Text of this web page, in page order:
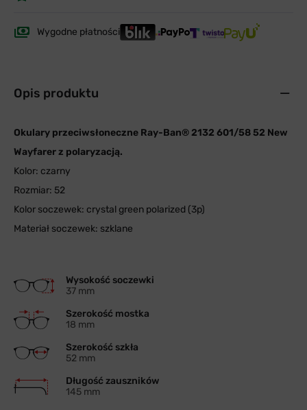
Wygodne płatności
Opis produktu
Okulary przeciwsłoneczne Ray-Ban® 2132 601/58 52 New
Wayfarer z polaryzacją.
Kolor: czarny
Rozmiar: 52
Kolor soczewek: crystal green polarized (3p)
Materiał soczewek: szklane
Wysokość soczewki
37 mm
Szerokość mostka
18 mm
Szerokość szkła
52 mm
Długość zauszników
145 mm